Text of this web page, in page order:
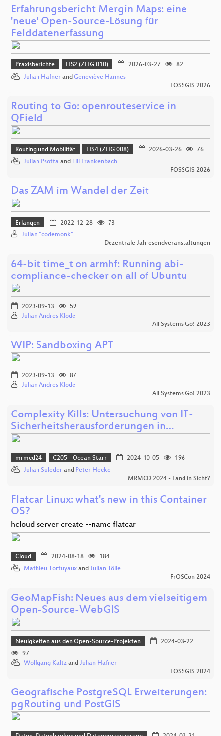
Erfahrungsbericht Mergin Maps: eine
'neue' Open-Source-Lösung für
Felddatenerfassung
Praxisberichte HS2 (ZHG 010) 2026-03-27
82
Julian Hafner and Geneviève Hannes
FOSSGIS 2026
Routing to Go: openrouteservice in
QField
Routing und Mobilität HS4 (ZHG 008) 2026-03-26
76
Julian Psotta and Till Frankenbach
FOSSGIS 2026
Das ZAM im Wandel der Zeit
Erlangen 2022-12-28
73
Julian "codemonk"
Dezentrale Jahresendveranstaltungen
64-bit time_t on armhf: Running abi-
compliance-checker on all of Ubuntu
2023-09-13
59
Julian Andres Klode
All Systems Go! 2023
WIP: Sandboxing APT
2023-09-13
87
Julian Andres Klode
All Systems Go! 2023
Complexity Kills: Untersuchung von IT-
Sicherheitsherausforderungen in…
mrmcd24 C205 - Ocean Starr 2024-10-05
196
Julian Suleder and Peter Hecko
MRMCD 2024 - Land in Sicht?
Flatcar Linux: what's new in this Container
OS?
hcloud server create --name flatcar
Cloud 2024-08-18
184
Mathieu Tortuyaux and Julian Tölle
FrOSCon 2024
GeoMapFish: Neues aus dem vielseitigem
Open-Source-WebGIS
Neuigkeiten aus den Open-Source-Projekten
2024-03-22
97
Wolfgang Kaltz and Julian Hafner
FOSSGIS 2024
Geografische PostgreSQL Erweiterungen:
pgRouting und PostGIS